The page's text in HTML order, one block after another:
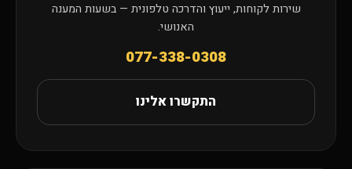
שירות לקוחות, ייעוץ והדרכה טלפונית — בשעות המענה
האנושי.
077-338-0308
התקשרו אלינו